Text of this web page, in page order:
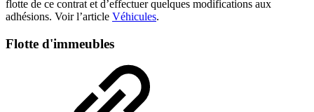
flotte de ce contrat et d’effectuer quelques modifications aux
adhésions. Voir l’article Véhicules.
Flotte d'immeubles